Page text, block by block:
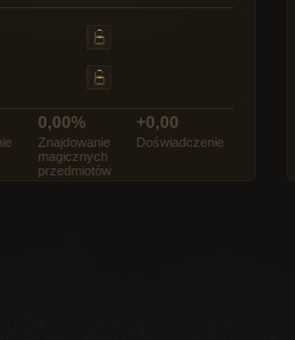
0,00%
Znajdowanie
magicznych
przedmiotów
+0,00
Doświadczenie